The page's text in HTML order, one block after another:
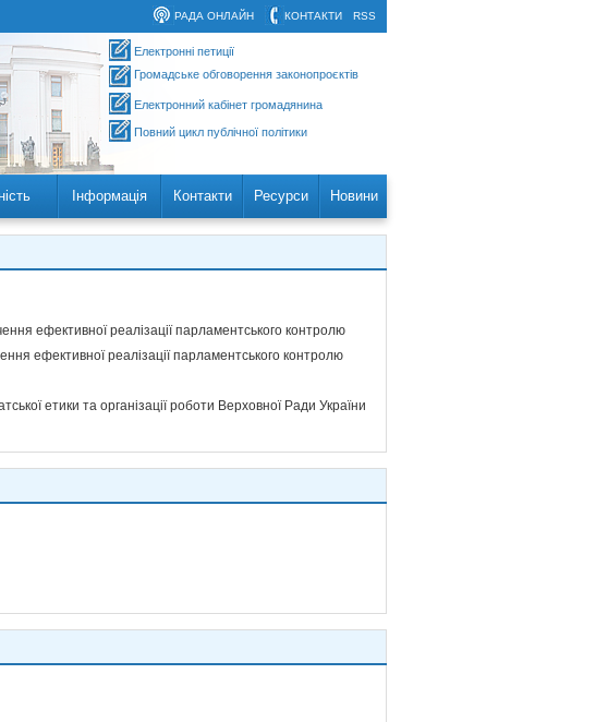
RSS
КОНТАКТИ
РАДА ОНЛАЙН
Електронні петиції
Громадське обговорення законопроєктів
Електронний кабінет громадянина
Повний цикл публічної політики
Інформація Контакти Ресурси Новини
ефективної реалізації парламентського контролю
ефективної реалізації парламентського контролю
етики та організації роботи Верховної Ради України